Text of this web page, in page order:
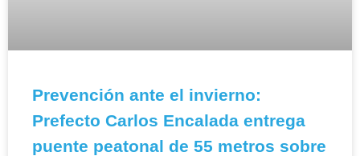
Prevención ante el invierno:
Prefecto Carlos Encalada entrega
puente peatonal de 55 metros sobre